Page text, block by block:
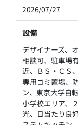
2026/07/27
設備
デザイナーズ、
相談可、駐車場
近、ＢＳ・ＣＳ
専用ゴミ置場、
ン、東京大学自
小学校エリア、
光、日当たり良